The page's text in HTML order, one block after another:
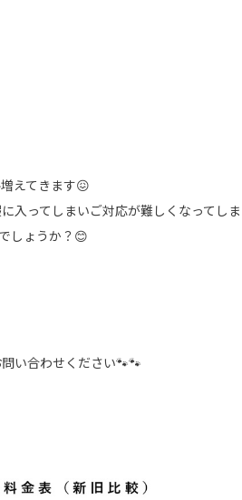
えてきます😖
入ってしまいご対応が難しくなってし
しょうか？😊
い合わせください🐾🐾